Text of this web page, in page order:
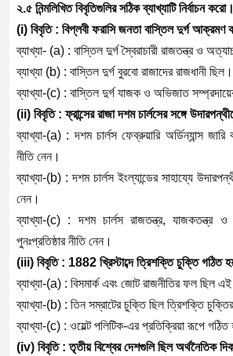
২.৫ নিন্মলিখিত বিবৃতিগুলির সঠিক ব্যাখ্যাটি নির্বাচন করো।
(i) বিবৃতি : বিপ্লবী ফরাসি জনতা বাস্তিল দুর্গ আক্রমণ
ব্যাখ্যা- (a) : বাস্তিল দুর্গ স্বৈরাচারী রাজতন্ত্র ও
ব্যাখ্যা (b) : বাস্তিল দুর্গ বুরবো রাজাদের রাজধানী ছিল।
ব্যাখ্যা-(c) : বাস্তিল দুর্গ যাজক ও অভিজাত
(ii) বিবৃতি : ফ্রান্সের রাজা দশম চার্লসের সঙ্গে
ব্যাখ্যা-(a) :দশম চার্লস ফেব্রুয়ারি অর্ডিন্যান্স
নীতি নেন।
ব্যাখ্যা-(b) :দশম চার্লস ইংল্যান্ডের সাহায্যে
নেন।
ব্যাখ্যা-(c) :দশম চার্লস রাজতন্ত্র,যাজকতন্ত্র ও
পুনঃপ্রতিষ্ঠার নীতি নেন।
(iii) বিবৃতি : 1882 খ্রিস্টাব্দে ত্রিশক্তি চুক্তি
ব্যাখ্যা-(a) : বিসমার্ক এবং জোট রাজনীতির ফল ছিল
ব্যাখ্যা-(b) : তিন সম্রাটের চুক্তি ছিল ত্রিশক্তি
ব্যাখ্যা-(c) : ওয়েল্ট পলিটিক-এর প্রতিক্রিয়া রূপে গঠিত
(iv) বিবৃতি : তৃতীয় বিশ্বের দেশগুলি ছিল অর্থনৈতিক